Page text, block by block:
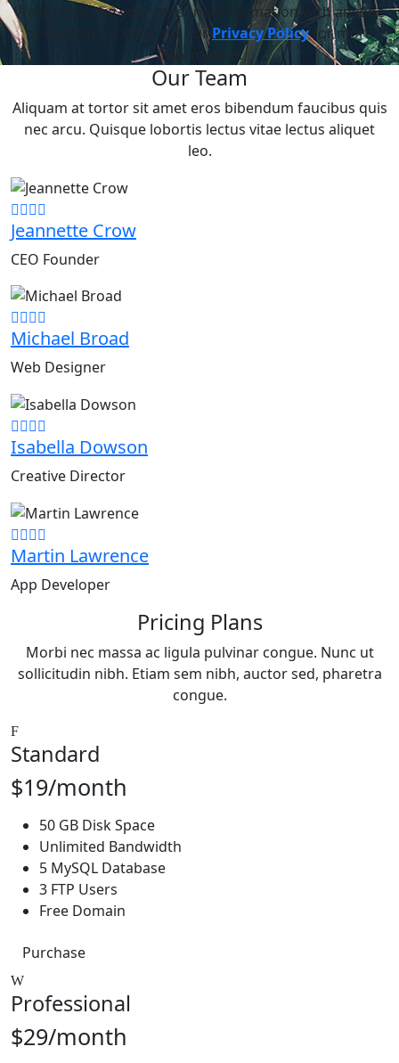
We don’t share your personal information with anyone
or company. Check out ourPrivacy Policyfor more
information.
Our Team
Aliquam at tortor sit amet eros bibendum faucibus quis
nec arcu. Quisque lobortis lectus vitae lectus aliquet
leo.
Jeannette Crow
CEO Founder
Michael Broad
Web Designer
Isabella Dowson
Creative Director
Martin Lawrence
App Developer
Pricing Plans
Morbi nec massa ac ligula pulvinar congue. Nunc ut
sollicitudin nibh. Etiam sem nibh, auctor sed, pharetra
congue.
Standard
$19/month
50 GB Disk Space
Unlimited Bandwidth
5 MySQL Database
3 FTP Users
Free Domain
Purchase
Professional
$29/month